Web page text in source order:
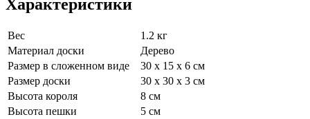
Характеристики
Вес
1.2 кг
Материал доски
Дерево
Размер в сложенном виде
30 x 15 x 6 см
Размер доски
30 x 30 x 3 см
Высота короля
8 см
Высота пешки
5 см